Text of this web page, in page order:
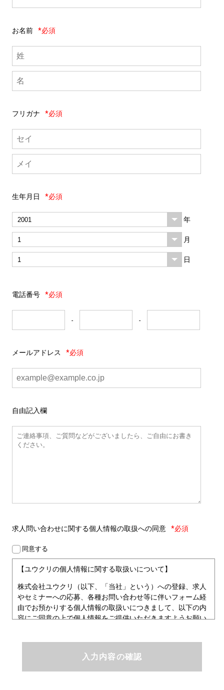
お名前 *必須
フリガナ *必須
生年月日 *必須
年
月
日
電話番号 *必須
- -
メールアドレス *必須
自由記入欄
求人問い合わせに関する個人情報の取扱への同意 *必須
同意する
【ユウクリの個人情報に関する取扱いについて】
株式会社ユウクリ（以下、「当社」という）への登録、求人
やセミナーへの応募、各種お問い合わせ等に伴いフォーム経
由でお預かりする個人情報の取扱いにつきまして、以下の内
容にご同意の上で個人情報をご提供いただきますようお願い
ユウクリにおける個人情報保護方針